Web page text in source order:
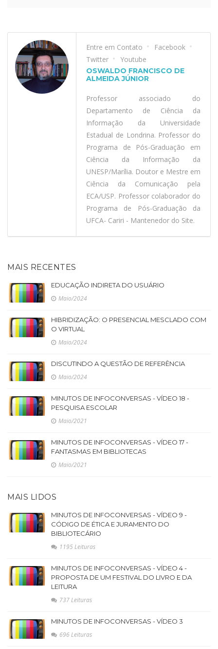
Entre em Contato
Facebook
Twitter
Youtube
OSWALDO FRANCISCO DE
ALMEIDA JÚNIOR
Professor associado do
Departamento de Ciência da
Informação da Universidade
Estadual de Londrina. Professor do
Programa de Pós-Graduação em
Ciência da Informação da
UNESP/Marília. Doutor e Mestre em
Ciência da Comunicação pela
ECA/USP. Professor colaborador do
Programa de Pós-Graduação da
UFCA- Cariri - Mantenedor do Site.
MAIS RECENTES
EDUCAÇÃO INDIRETA DO USUÁRIO
Maio/2024
HIBRIDIZAÇÃO: O PRESENCIAL MESCLADO COM
O VIRTUAL
Maio/2024
DISCUTINDO A QUESTÃO DE REFERÊNCIA
Maio/2024
MINUTOS DE INFOCONVERSAS - VÍDEO 18 -
PESQUISA ESCOLAR
Maio/2021
MINUTOS DE INFOCONVERSAS - VÍDEO 17 -
FANTASMAS EM BIBLIOTECAS
Maio/2021
MAIS LIDOS
MINUTOS DE INFOCONVERSAS - VÍDEO 9 -
CÓDIGO DE ÉTICA E JURAMENTO DO
BIBLIOTECÁRIO
1195 Leituras
MINUTOS DE INFOCONVERSAS - VÍDEO 4 -
PROPOSTA DE UM FESTIVAL DO LIVRO E DA
LEITURA
737 Leituras
MINUTOS DE INFOCONVERSAS - VÍDEO 3
696 Leituras